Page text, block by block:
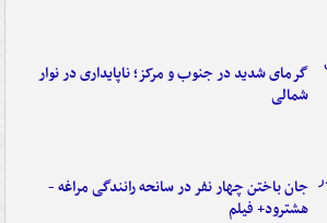
گرمای شدید در جنوب و مرکز؛ ناپایداری در نوار
شمالی
جان باختن چهار نفر در سانحه رانندگی مراغه -
هشترود+ فیلم